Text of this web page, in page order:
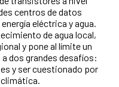
centros de datos
eléctrica y agua.
de agua local,
y pone al límite un
dos grandes desafíos:
y ser cuestionado por